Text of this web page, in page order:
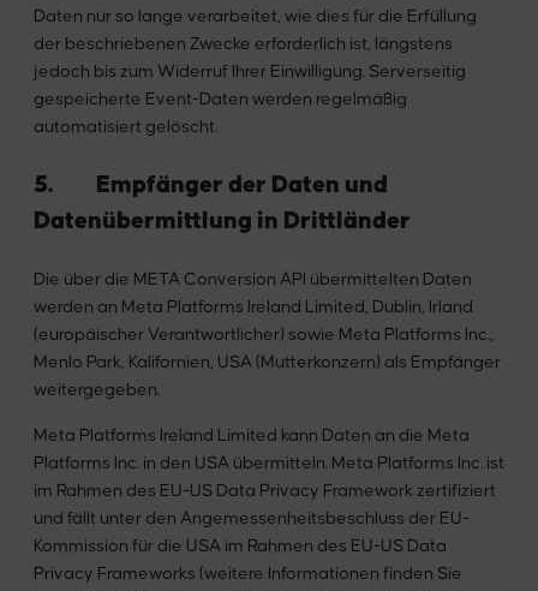
Daten nur so lange verarbeitet, wie dies für die Erfüllung
der beschriebenen Zwecke erforderlich ist, längstens
jedoch bis zum Widerruf Ihrer Einwilligung. Serverseitig
gespeicherte Event-Daten werden regelmäßig
automatisiert gelöscht.
5. Empfänger der Daten und
Datenübermittlung in Drittländer
Die über die META Conversion API übermittelten Daten
werden an Meta Platforms Ireland Limited, Dublin, Irland
(europäischer Verantwortlicher) sowie Meta Platforms Inc.,
Menlo Park, Kalifornien, USA (Mutterkonzern) als Empfänger
weitergegeben.
Meta Platforms Ireland Limited kann Daten an die Meta
Platforms Inc. in den USA übermitteln. Meta Platforms Inc. ist
im Rahmen des EU-US Data Privacy Framework zertifiziert
und fällt unter den Angemessenheitsbeschluss der EU-
Kommission für die USA im Rahmen des EU-US Data
Privacy Frameworks (weitere Informationen finden Sie